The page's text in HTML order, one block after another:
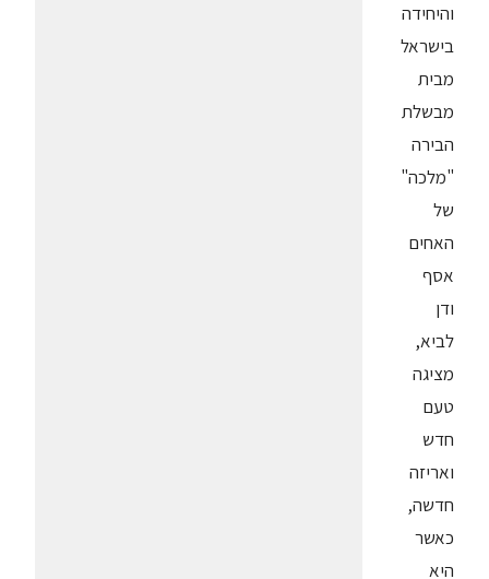
והיחידה
בישראל
מבית
מבשלת
הבירה
"מלכה"
של
האחים
אסף
ודן
לביא,
מציגה
טעם
חדש
ואריזה
חדשה,
כאשר
היא